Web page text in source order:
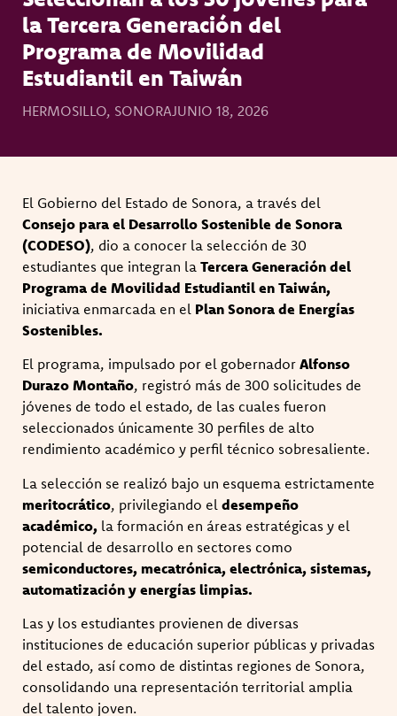
la Tercera Generación del
Programa de Movilidad
Estudiantil en Taiwán
HERMOSILLO, SONORAJUNIO 18, 2026
El Gobierno del Estado de Sonora, a través del
Consejo para el Desarrollo Sostenible de Sonora
(CODESO), dio a conocer la selección de 30
estudiantes que integran la Tercera Generación del
Programa de Movilidad Estudiantil en Taiwán,
iniciativa enmarcada en el Plan Sonora de Energías
Sostenibles.
El programa, impulsado por el gobernador Alfonso
Durazo Montaño, registró más de 300 solicitudes de
jóvenes de todo el estado, de las cuales fueron
seleccionados únicamente 30 perfiles de alto
rendimiento académico y perfil técnico sobresaliente.
La selección se realizó bajo un esquema estrictamente
meritocrático, privilegiando el desempeño
académico, la formación en áreas estratégicas y el
potencial de desarrollo en sectores como
semiconductores, mecatrónica, electrónica, sistemas,
automatización y energías limpias.
Las y los estudiantes provienen de diversas
instituciones de educación superior públicas y privadas
del estado, así como de distintas regiones de Sonora,
consolidando una representación territorial amplia
del talento joven.